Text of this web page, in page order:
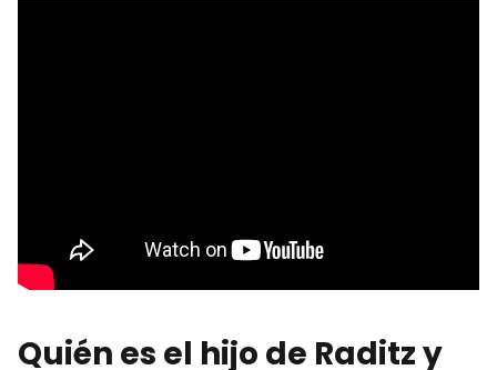
Quién es el hijo de Raditz y